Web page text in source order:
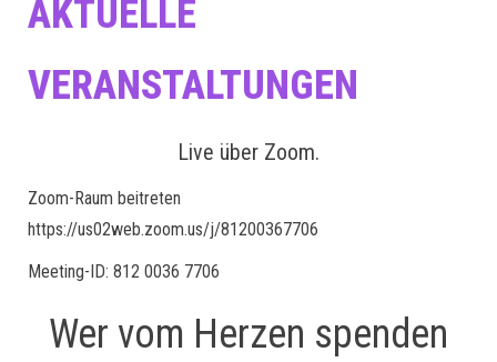
AKTUELLE
VERANSTALTUNGEN
Live über Zoom.
Zoom-Raum beitreten
https://us02web.zoom.us/j/81200367706
Meeting-ID: 812 0036 7706
Wer vom Herzen spenden